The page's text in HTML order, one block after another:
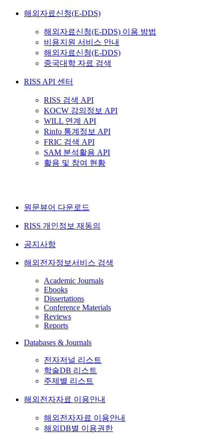
해외자료신청(E-DDS)
해외자료신청(E-DDS) 이용 방법
비용지원 서비스 안내
해외자료신청(E-DDS)
중국대학 자료 검색
RISS API 센터
RISS 검색 API
KOCW 강의정보 API
WILL 연계 API
Rinfo 통계정보 API
FRIC 검색 API
SAM 분석활용 API
활용 및 참여 현황
원문뷰어 다운로드
RISS 개인정보 재동의
공지사항
해외전자정보서비스 검색
Academic Journals
Ebooks
Dissertations
Conference Materials
Reviews
Reports
Databases & Journals
전자저널 리스트
학술DB 리스트
주제별 리스트
해외전자자료 이용안내
해외전자자료 이용안내
해외DB별 이용권한